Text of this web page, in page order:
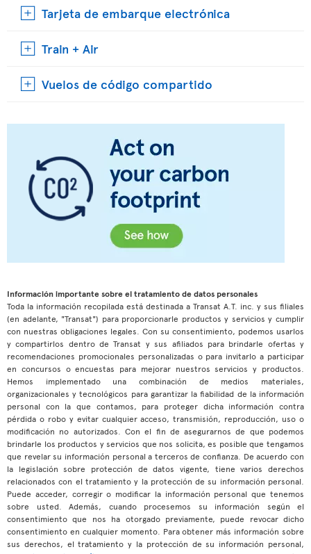
Tarjeta de embarque electrónica
Train + Air
Vuelos de código compartido
Información importante sobre el tratamiento de datos personales
Toda la información recopilada está destinada a Transat A.T. inc. y sus filiales
(en adelante, "Transat") para proporcionarle productos y servicios y cumplir
con nuestras obligaciones legales. Con su consentimiento, podemos usarlos
y compartirlos dentro de Transat y sus afiliados para brindarle ofertas y
recomendaciones promocionales personalizadas o para invitarlo a participar
en concursos o encuestas para mejorar nuestros servicios y productos.
Hemos implementado una combinación de medios materiales,
organizacionales y tecnológicos para garantizar la fiabilidad de la información
personal con la que contamos, para proteger dicha información contra
pérdida o robo y evitar cualquier acceso, transmisión, reproducción, uso o
modificación no autorizados. Con el fin de asegurarnos de que podemos
brindarle los productos y servicios que nos solicita, es posible que tengamos
que revelar su información personal a terceros de confianza. De acuerdo con
la legislación sobre protección de datos vigente, tiene varios derechos
relacionados con el tratamiento y la protección de su información personal.
Puede acceder, corregir o modificar la información personal que tenemos
sobre usted. Además, cuando procesemos su información según el
consentimiento que nos ha otorgado previamente, puede revocar dicho
consentimiento en cualquier momento. Para obtener más información sobre
sus derechos, el tratamiento y la protección de su información personal,